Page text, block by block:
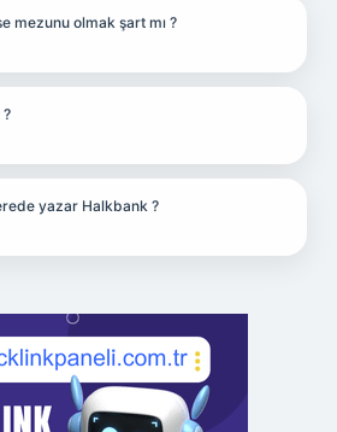
mezunu olmak şart mı ?
yazar Halkbank ?